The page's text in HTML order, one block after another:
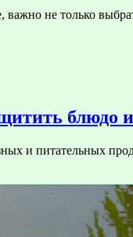
важно не только
блюдо
и питательных